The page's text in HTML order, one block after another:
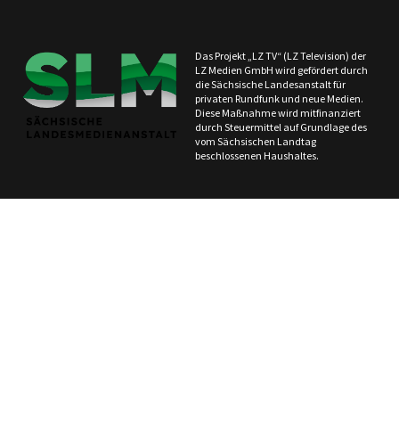
Das Projekt „LZ TV“ (LZ Television) der
LZ Medien GmbH wird gefördert durch
die Sächsische Landesanstalt für
privaten Rundfunk und neue Medien.
Diese Maßnahme wird mitfinanziert
durch Steuermittel auf Grundlage des
vom Sächsischen Landtag
beschlossenen Haushaltes.